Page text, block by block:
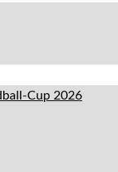
Cup 2026